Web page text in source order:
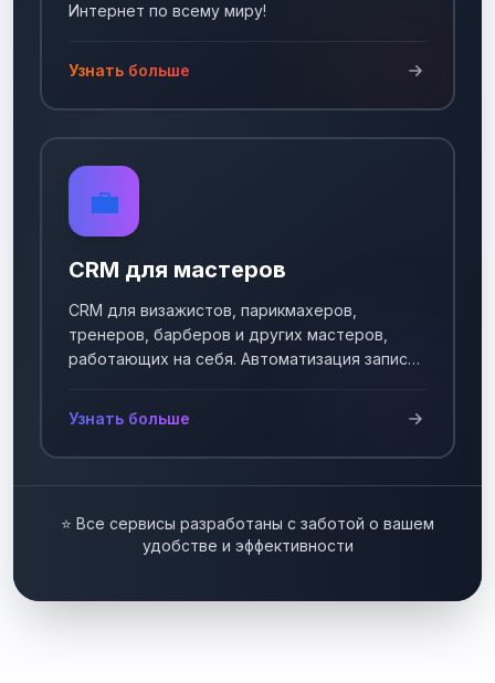
Интернет по всему миру!
Узнать больше
💼
CRM для мастеров
CRM для визажистов, парикмахеров,
тренеров, барберов и других мастеров,
работающих на себя. Автоматизация записи
Узнать больше
⭐ Все сервисы разработаны с заботой о вашем
удобстве и эффективности